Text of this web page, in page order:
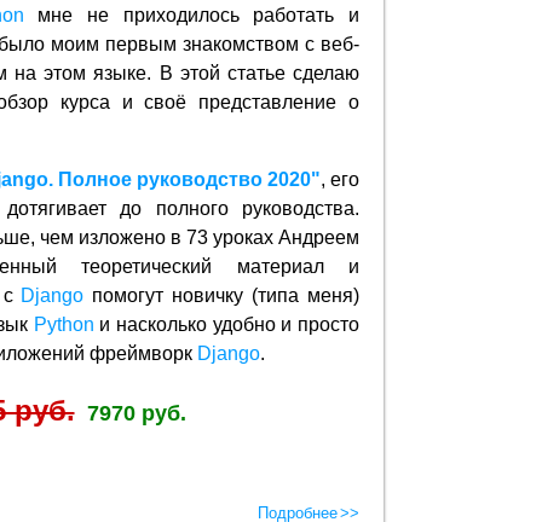
мне не приходилось работать и
моим первым знакомством с веб-
на этом языке. В этой статье сделаю
курса и своё представление о
Полное руководство 2020", его
до полного руководства.
чем изложено в 73 уроках Андреем
теоретический материал и
Django помогут новичку (типа меня)
Python и насколько удобно и просто
фреймворк Django.
руб. 7970 руб.
Подробнее